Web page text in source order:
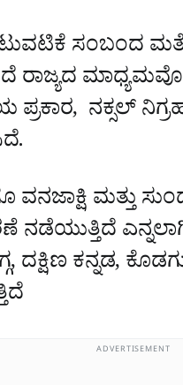
ಸಂಬಂದ
ನಕ್ಸಲ್
ವನಜಾಕ್ಷಿ ಮತ್ತು
ದಕ್ಷಿಣ ಕನ್ನಡ,
ADVERTISEMENT